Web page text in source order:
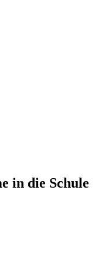
in die Schule